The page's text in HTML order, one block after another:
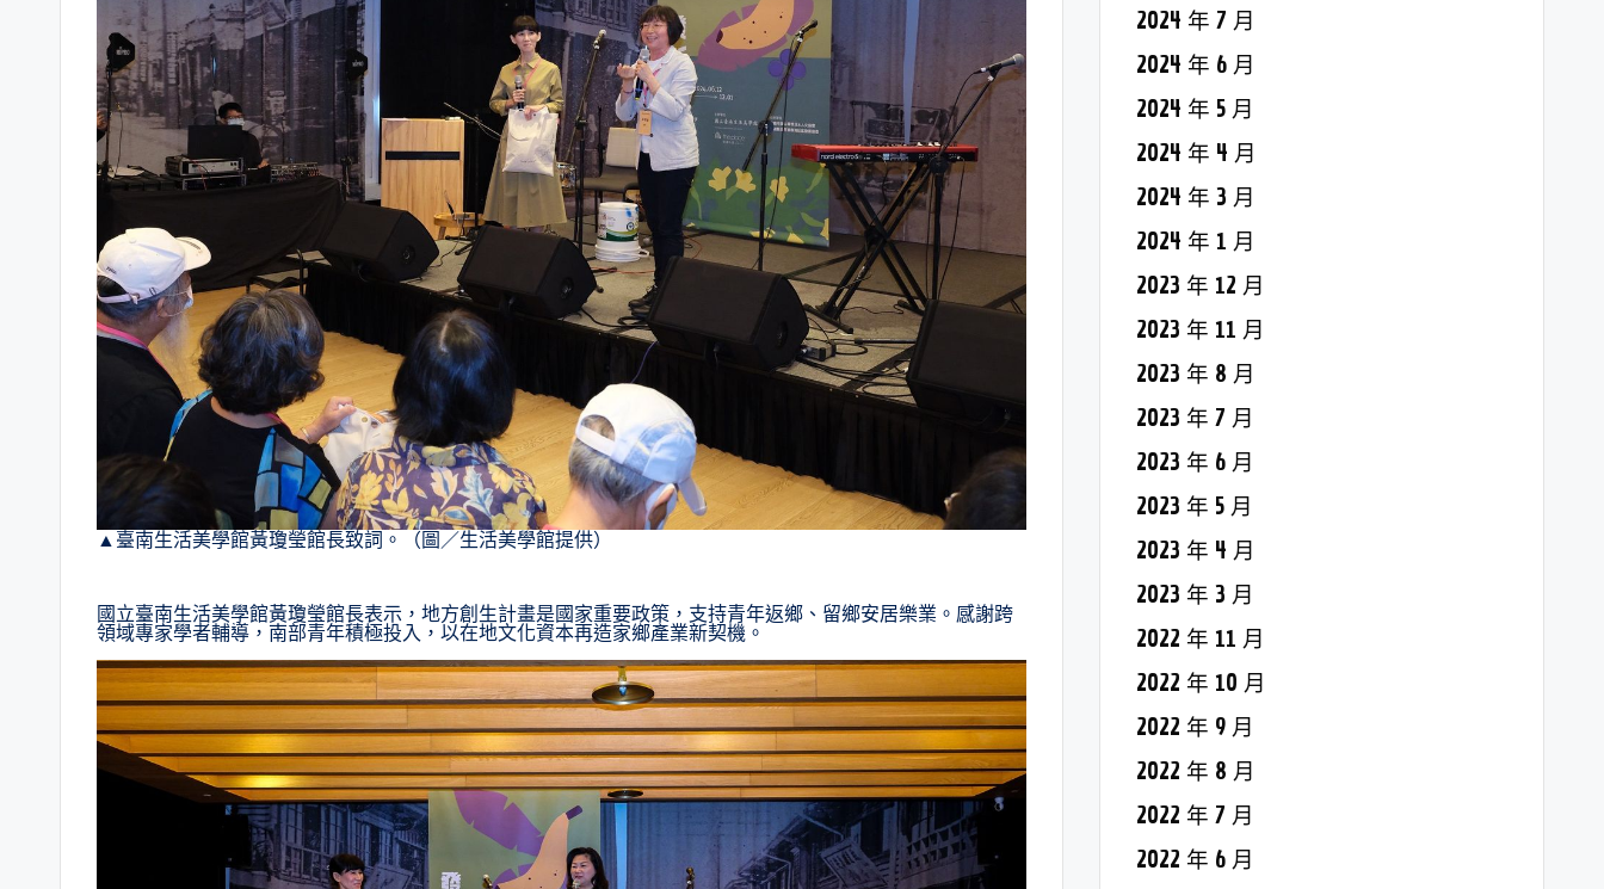
▲臺南生活美學館黃瓊瑩館長致詞。（圖／生活美學館提供）
國立臺南生活美學館黃瓊瑩館長表示，地方創生計畫是國家重要政策，支持青年返鄉、留鄉安居樂業。感謝跨
領域專家學者輔導，南部青年積極投入，以在地文化資本再造家鄉產業新契機。
2024 年 7 月
2024 年 6 月
2024 年 5 月
2024 年 4 月
2024 年 3 月
2024 年 1 月
2023 年 12 月
2023 年 11 月
2023 年 8 月
2023 年 7 月
2023 年 6 月
2023 年 5 月
2023 年 4 月
2023 年 3 月
2022 年 11 月
2022 年 10 月
2022 年 9 月
2022 年 8 月
2022 年 7 月
2022 年 6 月